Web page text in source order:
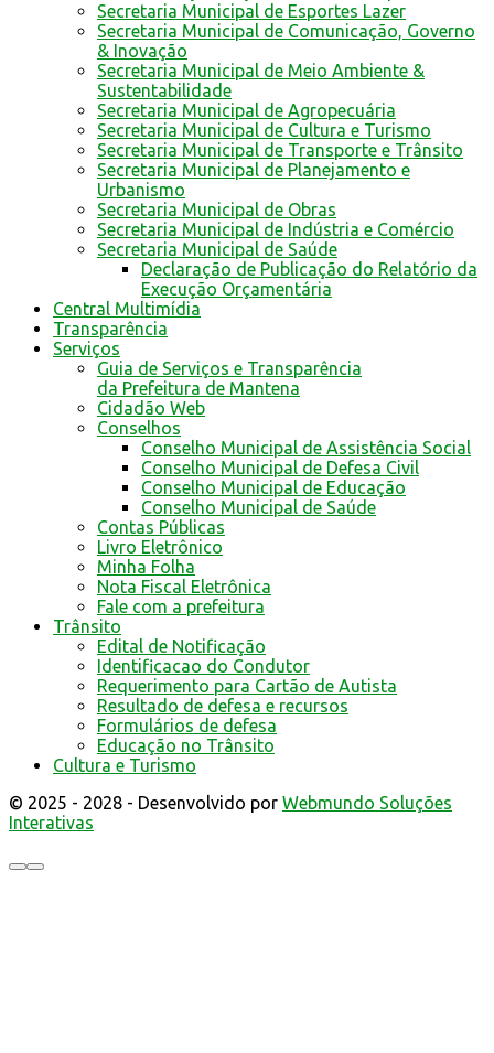
Secretaria Municipal de Esportes Lazer
Secretaria Municipal de Comunicação, Governo
& Inovação
Secretaria Municipal de Meio Ambiente &
Sustentabilidade
Secretaria Municipal de Agropecuária
Secretaria Municipal de Cultura e Turismo
Secretaria Municipal de Transporte e Trânsito
Secretaria Municipal de Planejamento e
Urbanismo
Secretaria Municipal de Obras
Secretaria Municipal de Indústria e Comércio
Secretaria Municipal de Saúde
Declaração de Publicação do Relatório da
Execução Orçamentária
Central Multimídia
Transparência
Serviços
Guia de Serviços e Transparência
da Prefeitura de Mantena
Cidadão Web
Conselhos
Conselho Municipal de Assistência Social
Conselho Municipal de Defesa Civil
Conselho Municipal de Educação
Conselho Municipal de Saúde
Contas Públicas
Livro Eletrônico
Minha Folha
Nota Fiscal Eletrônica
Fale com a prefeitura
Trânsito
Edital de Notificação
Identificacao do Condutor
Requerimento para Cartão de Autista
Resultado de defesa e recursos
Formulários de defesa
Educação no Trânsito
Cultura e Turismo
© 2025 - 2028 - Desenvolvido por Webmundo Soluções
Interativas